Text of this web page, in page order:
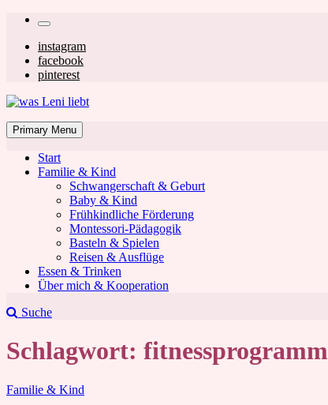
Skip
content
Secondary
left
navigation
Secondary
right
navigation
instagram
facebook
pinterest
was Leni liebt
Mom & Lifestyle Blog
Primary Menu
Start
Familie & Kind
Schwangerschaft & Geburt
Baby & Kind
Frühkindliche Förderung
Montessori-Pädagogik
Basteln & Spielen
Reisen & Ausflüge
Essen & Trinken
Über mich & Kooperation
Suche
Schlagwort: fitnessprogramm
Blog
Familie & Kind